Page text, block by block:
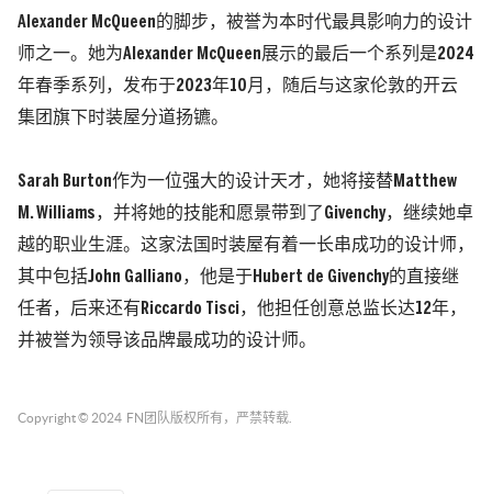
Alexander McQueen 的脚步，被誉为本时代最具影响力的设计
师之一。她为Alexander McQueen展示的最后一个系列是2024
年春季系列，发布于2023年10月，随后与这家伦敦的开云
集团旗下时装屋分道扬镳。
Sarah Burton作为一位强大的设计天才， 她将接替Matthew
M. Williams，并将她的技能和愿景带到了Givenchy，继续她卓
越的职业生涯。这家法国时装屋有着一长串成功的设计师，
其中包括John Galliano，他是于 Hubert de Givenchy的 直接继
任者，后来还有Riccardo Tisci，他担任创意总监长达12年，
并被誉为领导该品牌最成功的设计师。
Copyright © 2024 FN团队 版权所有，严禁转载.